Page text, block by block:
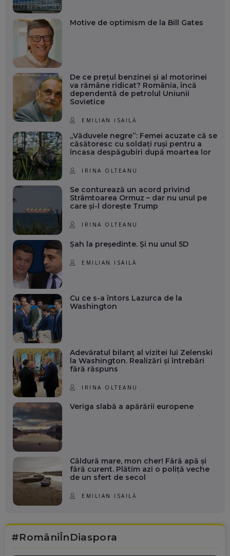
Motive de optimism de la Bill Gates
De ce prețul benzinei și al motorinei
va rămâne ridicat? România, încă
dependentă de petrolul Uniunii
Sovietice
EMILIAN ISAILĂ
„Văduvele negre”: Femei acuzate că se
căsătoresc cu soldați ruși pentru a
încasa despăgubiri după moartea lor
IRINA OLTEANU
Se conturează un acord privind
Strâmtoarea Ormuz – dar nu unul pe
care și-l dorește Trump
IRINA OLTEANU
Șah la președinte. Și nu unul 5D
EMILIAN ISAILĂ
Cu ce s-a întors Lazurca de la
Washington
Adevăratul bilanț al vizitei lui Zelenski
la Washington. Realizări și întrebări
fără răspuns
IRINA OLTEANU
Veriga slabă a apărării europene
Căldură mare, mon cher! Fără apă și
fără curent. Plătim azi o poliță veche
de un sfert de secol
EMILIAN ISAILĂ
#RomâniÎnDiaspora